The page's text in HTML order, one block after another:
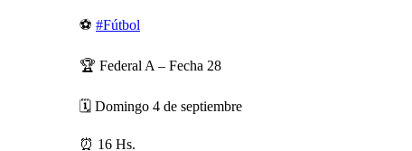
⚽ #Fútbol
🏆 Federal A – Fecha 28
🗓️ Domingo 4 de septiembre
⏰ 16 Hs.